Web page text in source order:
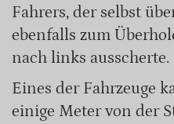
Fahrers, der selbst
ebenfalls zum
nach links ausscherte.
Eines der Fahrzeuge
einige Meter von der